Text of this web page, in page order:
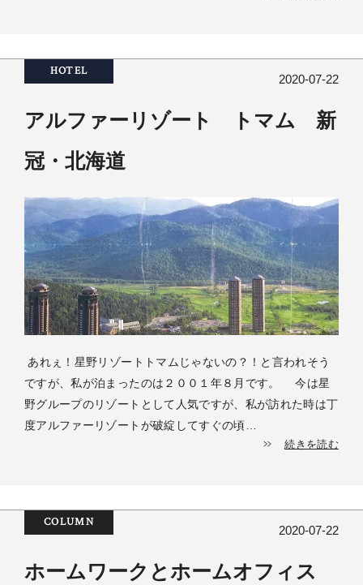
HOTEL
2020-07-22
アルファーリゾート トマム 新
冠・北海道
あれぇ！星野リゾートトマムじゃないの？！と言われそう
ですが、私が泊まったのは２００１年８月です。 今は星
野グループのリゾートとして人気ですが、私が訪れた時は丁
度アルファーリゾートが破綻してすぐの頃…
続きを読む
COLUMN
2020-07-22
ホームワークとホームオフィス